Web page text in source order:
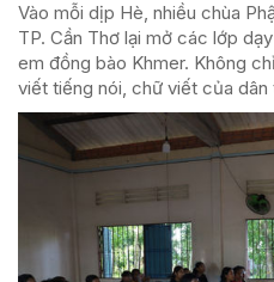
Vào mỗi dịp Hè, nhiều chùa
TP. Cần Thơ lại mở các lớp
em đồng bào Khmer. Không
viết tiếng nói, chữ viết của dân